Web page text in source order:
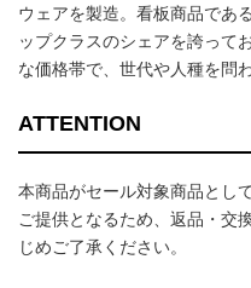
ウェアを製造。看板商品であ
ップクラスのシェアを誇って
な価格帯で、世代や人種を問
ATTENTION
本商品がセール対象商品とし
ご提供となるため、返品・交
じめご了承ください。